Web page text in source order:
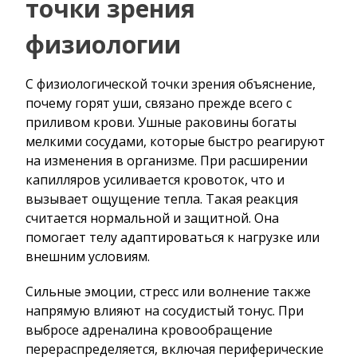
точки зрения
физиологии
С физиологической точки зрения объяснение,
почему горят уши, связано прежде всего с
приливом крови. Ушные раковины богаты
мелкими сосудами, которые быстро реагируют
на изменения в организме. При расширении
капилляров усиливается кровоток, что и
вызывает ощущение тепла. Такая реакция
считается нормальной и защитной. Она
помогает телу адаптироваться к нагрузке или
внешним условиям.
Сильные эмоции, стресс или волнение также
напрямую влияют на сосудистый тонус. При
выбросе адреналина кровообращение
перераспределяется, включая периферические